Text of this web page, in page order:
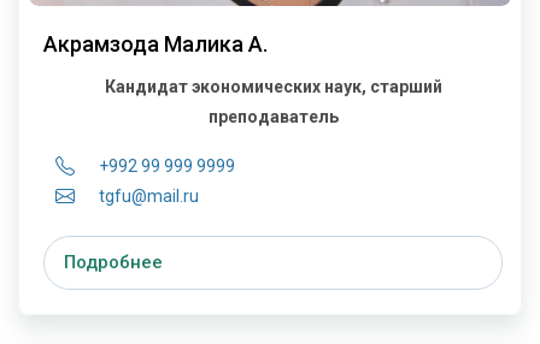
Акрамзода Малика А.
Кандидат экономических наук, старший
преподаватель
+992 99 999 9999
tgfu@mail.ru
Подробнее